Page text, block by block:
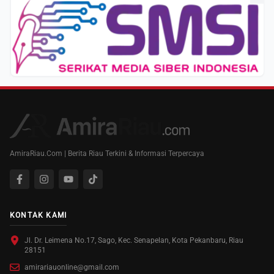
AmiraRiau.Com | Berita Riau Terkini & Informasi Terpercaya
KONTAK KAMI
Jl. Dr. Leimena No.17, Sago, Kec. Senapelan, Kota Pekanbaru, Riau
28151
amirariauonline@gmail.com